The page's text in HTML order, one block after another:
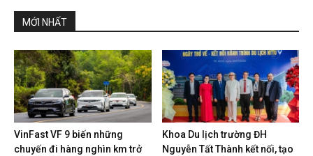
MỚI NHẤT
VinFast VF 9 biến những
chuyến đi hàng nghìn km trở
Khoa Du lịch trường ĐH
Nguyễn Tất Thành kết nối, tạo